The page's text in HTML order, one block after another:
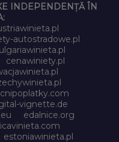
INDEPENDENȚĂ ÎN
autostradowe.pl
cenawiniety.pl
vignette.de
edalnice.org
estoniawinieta.pl